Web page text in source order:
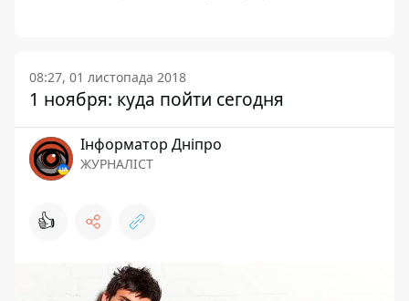
08:27, 01 листопада 2018
1 ноября: куда пойти сегодня
Інформатор Дніпро
ЖУРНАЛІСТ
👍